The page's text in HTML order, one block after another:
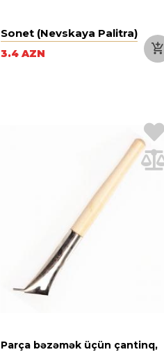
Sonet (Nevskaya Palitra)
3.4 AZN
Parça bəzəmək üçün çantinq,